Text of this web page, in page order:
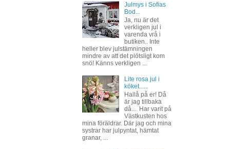
Julmys i Sofias
Bod...
Ja, nu är det
verkligen jul i
varenda vrå i
butiken.. Inte
heller blev julstämningen
mindre av att det plötsligt kom
snö! Känns verkligen ...
Lite rosa jul i
köket......
Hallå på er! Då
är jag tillbaka
då.... Har varit på
Västkusten hos
mina föräldrar. Där jag och mina
systrar har julpyntat, hämtat
granar, ...